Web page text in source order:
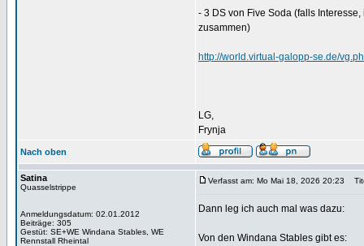
- 3 DS von Five Soda (falls
zusammen)
http://world.virtual-galopp-se.de/
LG,
Frynja
Nach oben
Satina
Quasselstrippe
Anmeldungsdatum: 02.01.2012
Beiträge: 305
Gestüt: SE+WE Windana Stables, WE
Rennstall Rheintal
Verfasst am: Mo Mai 18, 2026 20:23
Dann leg ich auch mal was dazu:
Von den Windana Stables gibt es: